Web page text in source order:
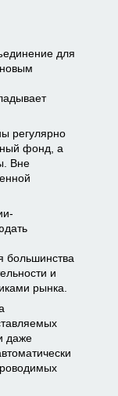
для
регулярно
фонд, а
Вне
большинства
и
рынка.
даже